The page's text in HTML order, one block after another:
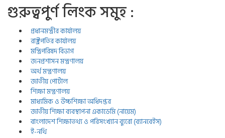
গুরুত্বপুর্ণ লিংক সমুহ :
প্রধানমন্ত্রীর কার্যালয়
রাষ্ট্রপতির কার্যালয়
মন্ত্রিপরিষদ বিভাগ
জনপ্রশাসন মন্ত্রণালয়
অর্থ মন্ত্রণালয়
জাতীয় পোর্টাল
শিক্ষা মন্ত্রণালয়
মাধ্যমিক ও উচ্চশিক্ষা অধিদপ্তর
জাতীয় শিক্ষা ব্যবস্থাপনা একাডেমি (নায়েম)
বাংলাদেশ শিক্ষাতথ্য ও পরিসংখ্যান ব্যুরো (ব্যানবেইস)
ই-নথি